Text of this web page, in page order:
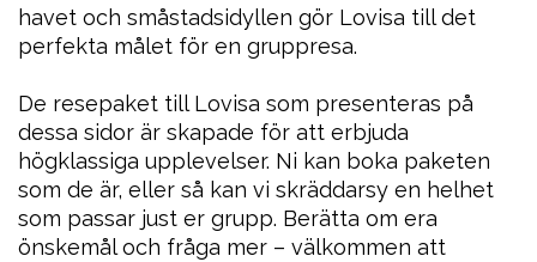
havet och småstadsidyllen gör Lovisa till det
perfekta målet för en gruppresa.
De resepaket till Lovisa som presenteras på
dessa sidor är skapade för att erbjuda
högklassiga upplevelser. Ni kan boka paketen
som de är, eller så kan vi skräddarsy en helhet
som passar just er grupp. Berätta om era
önskemål och fråga mer – välkommen att